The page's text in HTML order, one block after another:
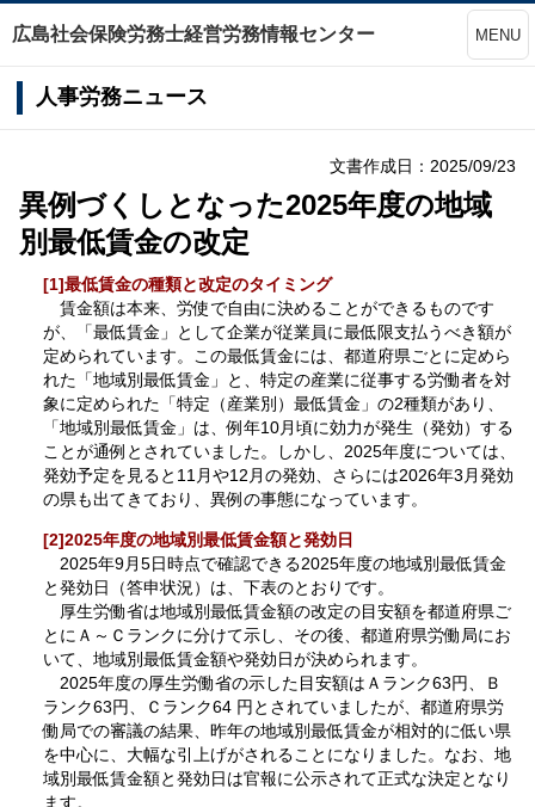
広島社会保険労務士経営労務情報センター MENU
人事労務ニュース
文書作成日：2025/09/23
異例づくしとなった2025年度の地域
別最低賃金の改定
[1]最低賃金の種類と改定のタイミング
賃金額は本来、労使で自由に決めることができるものです
が、「最低賃金」として企業が従業員に最低限支払うべき額が
定められています。この最低賃金には、都道府県ごとに定めら
れた「地域別最低賃金」と、特定の産業に従事する労働者を対
象に定められた「特定（産業別）最低賃金」の2種類があり、
「地域別最低賃金」は、例年10月頃に効力が発生（発効）する
ことが通例とされていました。しかし、2025年度については、
発効予定を見ると11月や12月の発効、さらには2026年3月発効
の県も出てきており、異例の事態になっています。
[2]2025年度の地域別最低賃金額と発効日
2025年9月5日時点で確認できる2025年度の地域別最低賃金
と発効日（答申状況）は、下表のとおりです。
厚生労働省は地域別最低賃金額の改定の目安額を都道府県ご
とにＡ～Ｃランクに分けて示し、その後、都道府県労働局にお
いて、地域別最低賃金額や発効日が決められます。
2025年度の厚生労働省の示した目安額はＡランク63円、Ｂ
ランク63円、Ｃランク64 円とされていましたが、都道府県労
働局での審議の結果、昨年の地域別最低賃金が相対的に低い県
を中心に、大幅な引上げがされることになりました。なお、地
域別最低賃金額と発効日は官報に公示されて正式な決定となり
ます。